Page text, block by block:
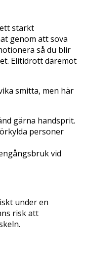
starkt
genom att sova
så du blir
Elitidrott däremot
smitta, men här
gärna handsprit.
personer
vid
under en
risk att